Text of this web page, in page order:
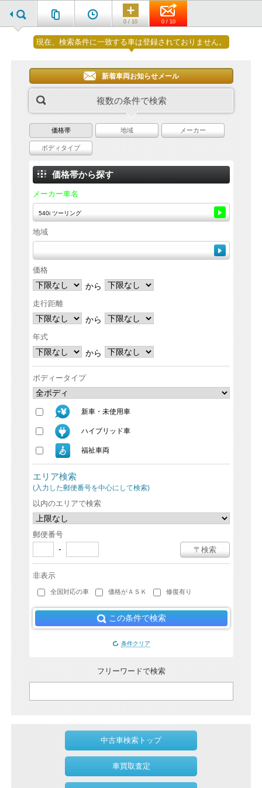
0 / 10 0 / 10
現在、検索条件に一致する車は登録されておりません。
新着車両お知らせメール
複数の条件で検索
価格帯 地域 メーカー
ボディタイプ
価格帯から探す
メーカー車名
地域
価格
から
走行距離
から
年式
から
ボディータイプ
新車・未使用車
ハイブリッド車
福祉車両
エリア検索
(入力した郵便番号を中心にして検索)
以内のエリアで検索
郵便番号
- 〒検索
非表示
全国対応の車 価格がＡＳＫ 修復有り
この条件で検索
条件クリア
フリーワードで検索
中古車検索トップ
車買取査定